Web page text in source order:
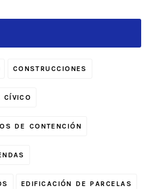
CONSTRUCCIONES
CÍVICO
DE CONTENCIÓN
EDIFICACIÓN DE PARCELAS